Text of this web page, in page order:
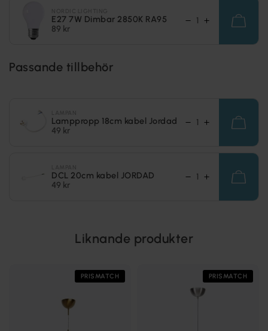
E27 7W Dimbar 2850K RA95
89 kr
Passande tillbehör
Lamppropp 18cm kabel Jordad
49 kr
DCL 20cm kabel JORDAD
49 kr
Liknande produkter
PRISMATCH PRISMATCH